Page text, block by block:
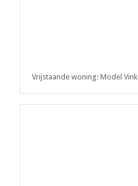
Vrijstaande woning: Model Vink